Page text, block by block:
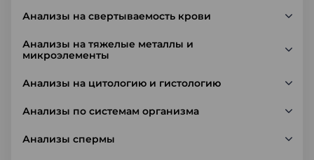
Анализы на свертываемость крови
Анализы на тяжелые металлы и
микроэлементы
Анализы на цитологию и гистологию
Анализы по системам организма
Анализы спермы